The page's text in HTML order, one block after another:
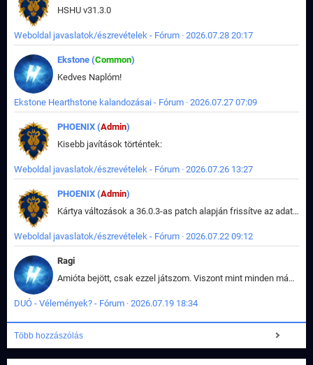
HSHU v31.3.0
Weboldal javaslatok/észrevételek - Fórum · 2026.07.28 20:17
Ekstone (Common)
Kedves Naplóm!
Ekstone Hearthstone kalandozásai - Fórum · 2026.07.27 07:09
PHOENIX (Admin)
Kisebb javítások történtek:
Weboldal javaslatok/észrevételek - Fórum · 2026.07.26 13:27
PHOENIX (Admin)
Kártya változások a 36.0.3-as patch alapján frissítve az adatbázisban (képek is cserélve).
Weboldal javaslatok/észrevételek - Fórum · 2026.07.22 09:12
Ragi
Amióta bejött, csak ezzel játszom. Viszont mint minden más - akár az alapjáték is, ez is baromira összetett lett. Néha már pár kör után is esélytelen az egész. Vagy irreállisan túltápol valaki, vagy lelép a partner, vagy csak hülye mint a segg. És amikor eljönne az én időm, na akkor jön el mindenki másé is. Engem jobban érdekelne, hogy ki milyen ratingen szokott játszani. Na ez lenne egy érdekes adat.
DUÓ - Vélemények? - Fórum · 2026.07.19 18:34
Több hozzászólás